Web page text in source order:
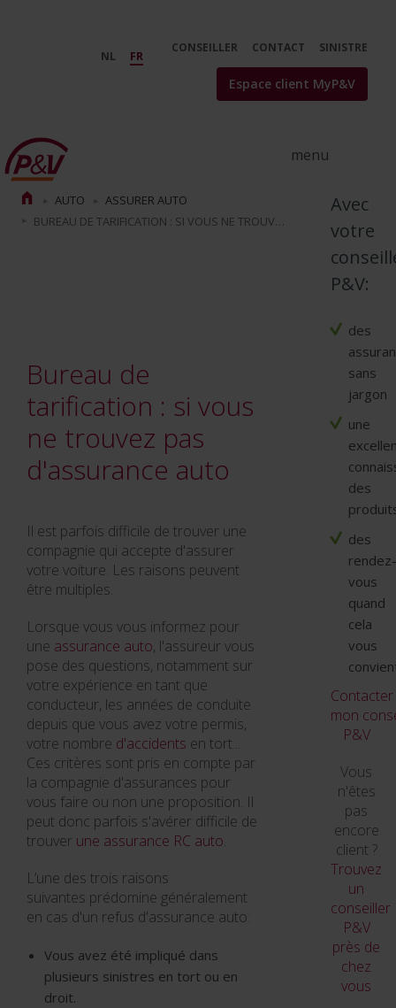
NL FR
CONSEILLER CONTACT SINISTRE
Espace client MyP&V
AUTO
ASSURER AUTO
BUREAU DE TARIFICATION : SI VOUS NE TROUVEZ PAS D'ASSURANCE AUTO
Bureau de
tarification : si vous
ne trouvez pas
d'assurance auto
Il est parfois difficile de trouver une
compagnie qui accepte d'assurer
votre voiture. Les raisons peuvent
être multiples.
Lorsque vous vous informez pour
une assurance auto, l'assureur vous
pose des questions, notamment sur
votre expérience en tant que
conducteur, les années de conduite
depuis que vous avez votre permis,
votre nombre d'accidents en tort...
Ces critères sont pris en compte par
la compagnie d'assurances pour
vous faire ou non une proposition. Il
peut donc parfois s'avérer difficile de
trouver une assurance RC auto.
L’une des trois raisons
suivantes prédomine généralement
en cas d'un refus d'assurance auto:
Vous avez été impliqué dans
plusieurs sinistres en tort ou en
droit.
Avec
votre
P&V:
des
sans
jargon
une
des
des
rendez-
vous
quand
cela
vous
Contacter
mon
P&V
Vous
n'êtes
pas
encore
client ?
Trouvez
un
conseiller
P&V
près de
chez
vous